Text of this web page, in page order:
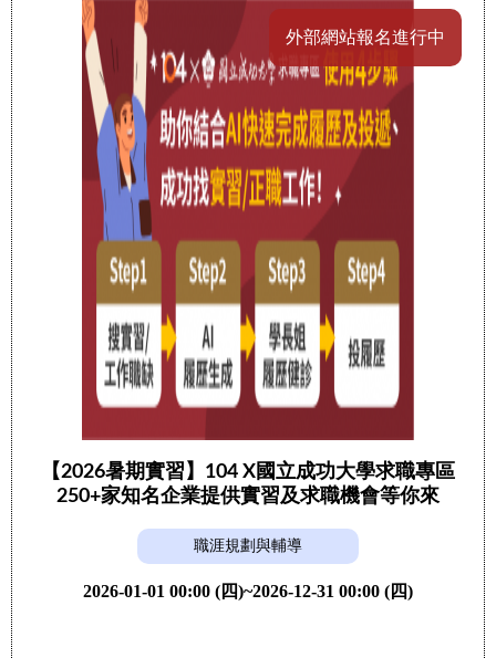
外部網站報名進行中
【2026暑期實習】104 X國立成功大學求職專區
250+家知名企業提供實習及求職機會等你來
職涯規劃與輔導
2026-01-01 00:00 (四)~2026-12-31 00:00 (四)